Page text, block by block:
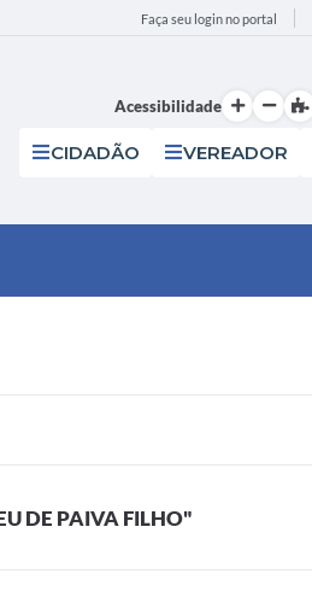
Faça seu login no portal
Acessibilidade
CIDADÃO VEREADOR
DE PAIVA FILHO"